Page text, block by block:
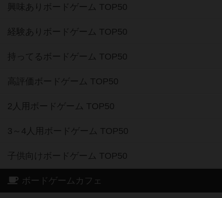
興味ありボードゲーム TOP50
経験ありボードゲーム TOP50
持ってるボードゲーム TOP50
高評価ボードゲーム TOP50
2人用ボードゲーム TOP50
3～4人用ボードゲーム TOP50
子供向けボードゲーム TOP50
ボードゲームカフェ